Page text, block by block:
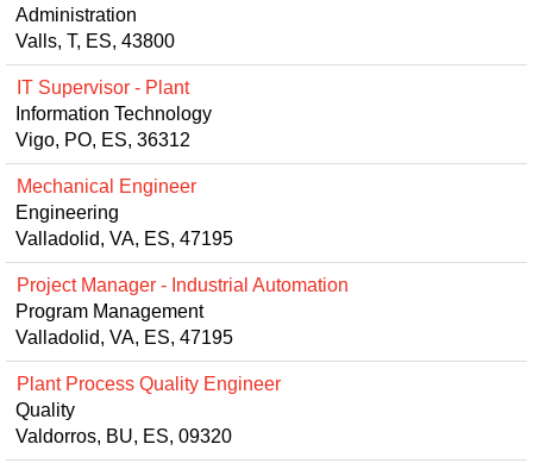
Administration
Valls, T, ES, 43800
IT Supervisor - Plant
Information Technology
Vigo, PO, ES, 36312
Mechanical Engineer
Engineering
Valladolid, VA, ES, 47195
Project Manager - Industrial Automation
Program Management
Valladolid, VA, ES, 47195
Plant Process Quality Engineer
Quality
Valdorros, BU, ES, 09320